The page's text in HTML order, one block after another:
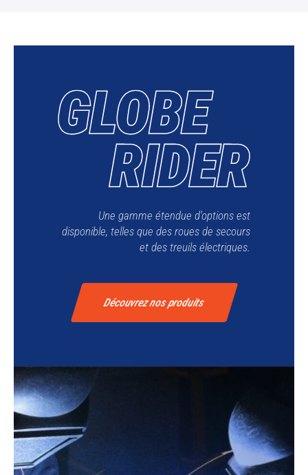
Une gamme étendue d'options est
disponible, telles que des roues de secours
et des treuils électriques.
Découvrez nos produits